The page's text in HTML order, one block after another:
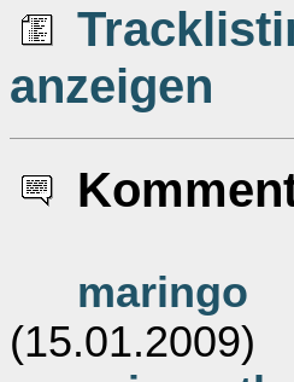
anzeigen
maringo
(15.01.2009)